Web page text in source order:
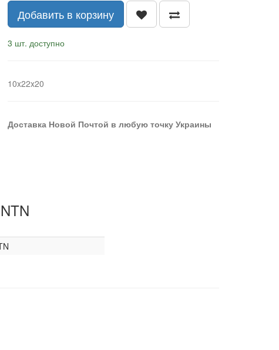
Добавить в корзину
3 шт. доступно
10x22x20
Доставка Новой Почтой в любую точку Украины